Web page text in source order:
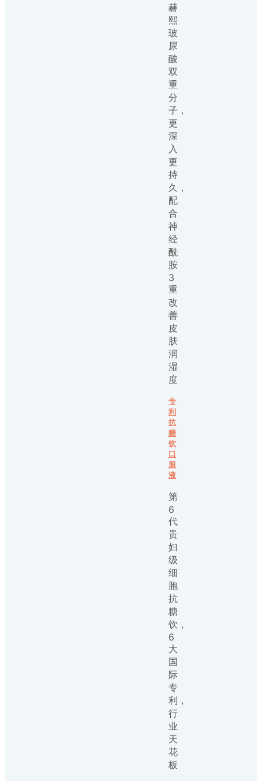
赫
熙
玻
尿
酸
双
重
分
子，
更
深
入
更
持
久，
配
合
神
经
酰
胺
3
重
改
善
皮
肤
润
湿
度
专
利
抗
糖
饮
口
服
液
第
6
代
贵
妇
级
细
胞
抗
糖
饮，
6
大
国
际
专
利，
行
业
天
花
板